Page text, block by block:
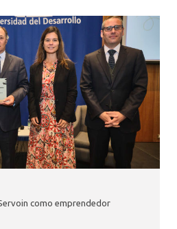
como emprendedor